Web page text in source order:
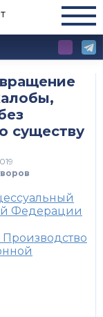
существу
Федерации
Производство